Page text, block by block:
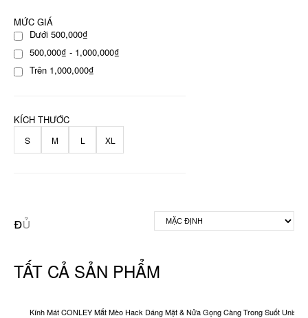
MỨC GIÁ
Dưới 500,000₫
500,000₫ - 1,000,000₫
Trên 1,000,000₫
KÍCH THƯỚC
S M L XL
TẤT CẢ SẢN PHẨM
Kính Mát CONLEY Mắt Mèo Hack Dáng Mặt & Nửa Gọng Càng Trong Suốt